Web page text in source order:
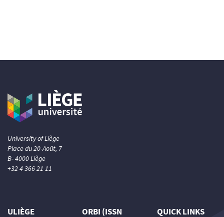
University of Liège
Place du 20-Août, 7
B- 4000 Liège
+32 4 366 21 11
ULIÈGE ORBI (ISSN QUICK LINKS